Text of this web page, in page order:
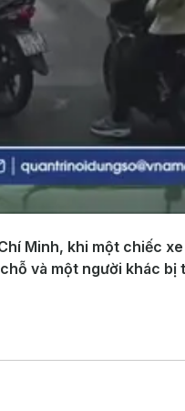
Minh, khi một chiếc
và một người khác bị